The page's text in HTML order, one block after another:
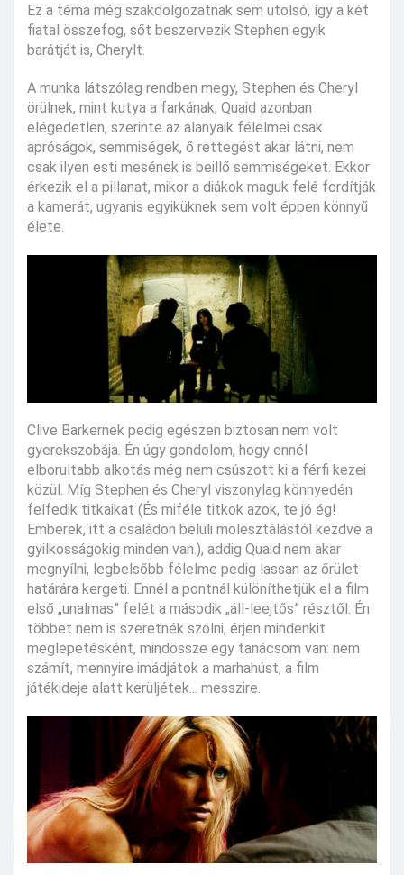
Ez a téma még szakdolgozatnak sem utolsó, így a két
fiatal összefog, sőt beszervezik Stephen egyik
barátját is, Cherylt.
A munka látszólag rendben megy, Stephen és Cheryl
örülnek, mint kutya a farkának, Quaid azonban
elégedetlen, szerinte az alanyaik félelmei csak
apróságok, semmiségek, ő rettegést akar látni, nem
csak ilyen esti mesének is beillő semmiségeket. Ekkor
érkezik el a pillanat, mikor a diákok maguk felé fordítják
a kamerát, ugyanis egyiküknek sem volt éppen könnyű
élete.
Clive Barkernek pedig egészen biztosan nem volt
gyerekszobája. Én úgy gondolom, hogy ennél
elborultabb alkotás még nem csúszott ki a férfi kezei
közül. Míg Stephen és Cheryl viszonylag könnyedén
felfedik titkaikat (És miféle titkok azok, te jó ég!
Emberek, itt a családon belüli molesztálástól kezdve a
gyilkosságokig minden van.), addig Quaid nem akar
megnyílni, legbelsőbb félelme pedig lassan az őrület
határára kergeti. Ennél a pontnál különíthetjük el a film
első „unalmas” felét a második „áll-leejtős” résztől. Én
többet nem is szeretnék szólni, érjen mindenkit
meglepetésként, mindössze egy tanácsom van: nem
számít, mennyire imádjátok a marhahúst, a film
játékideje alatt kerüljétek... messzire.